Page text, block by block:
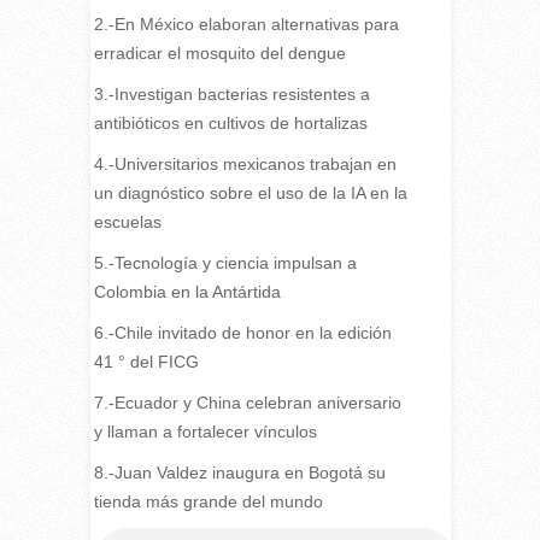
2.-En México elaboran alternativas para
erradicar el mosquito del dengue
3.-Investigan bacterias resistentes a
antibióticos en cultivos de hortalizas
4.-Universitarios mexicanos trabajan en
un diagnóstico sobre el uso de la IA en la
escuelas
5.-Tecnología y ciencia impulsan a
Colombia en la Antártida
6.-Chile invitado de honor en la edición
41 ° del FICG
7.-Ecuador y China celebran aniversario
y llaman a fortalecer vínculos
8.-Juan Valdez inaugura en Bogotá su
tienda más grande del mundo